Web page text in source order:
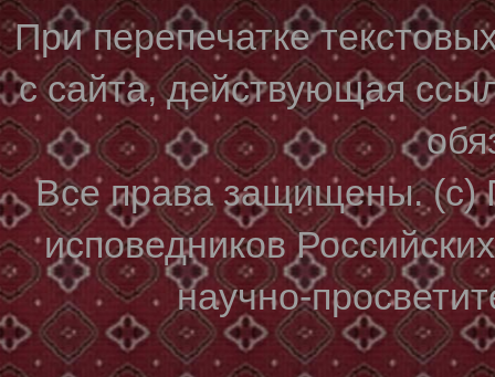
При перепечатке
с сайта, действующая
Все права защищены. (с)
исповедников
научно-